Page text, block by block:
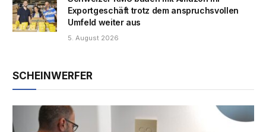
Exportgeschäft trotz dem anspruchsvollen
Umfeld weiter aus
5. August 2026
SCHEINWERFER